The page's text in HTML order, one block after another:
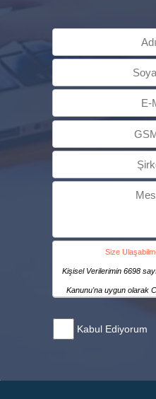
Size
Kişisel Verilerimin 6698
Kanunu'na uygun olarak
bilgilerin yasalar gereğince
hizmet sunması, tedarikçi
hizmet tedariki sağlaması
Kabul Ediyorum